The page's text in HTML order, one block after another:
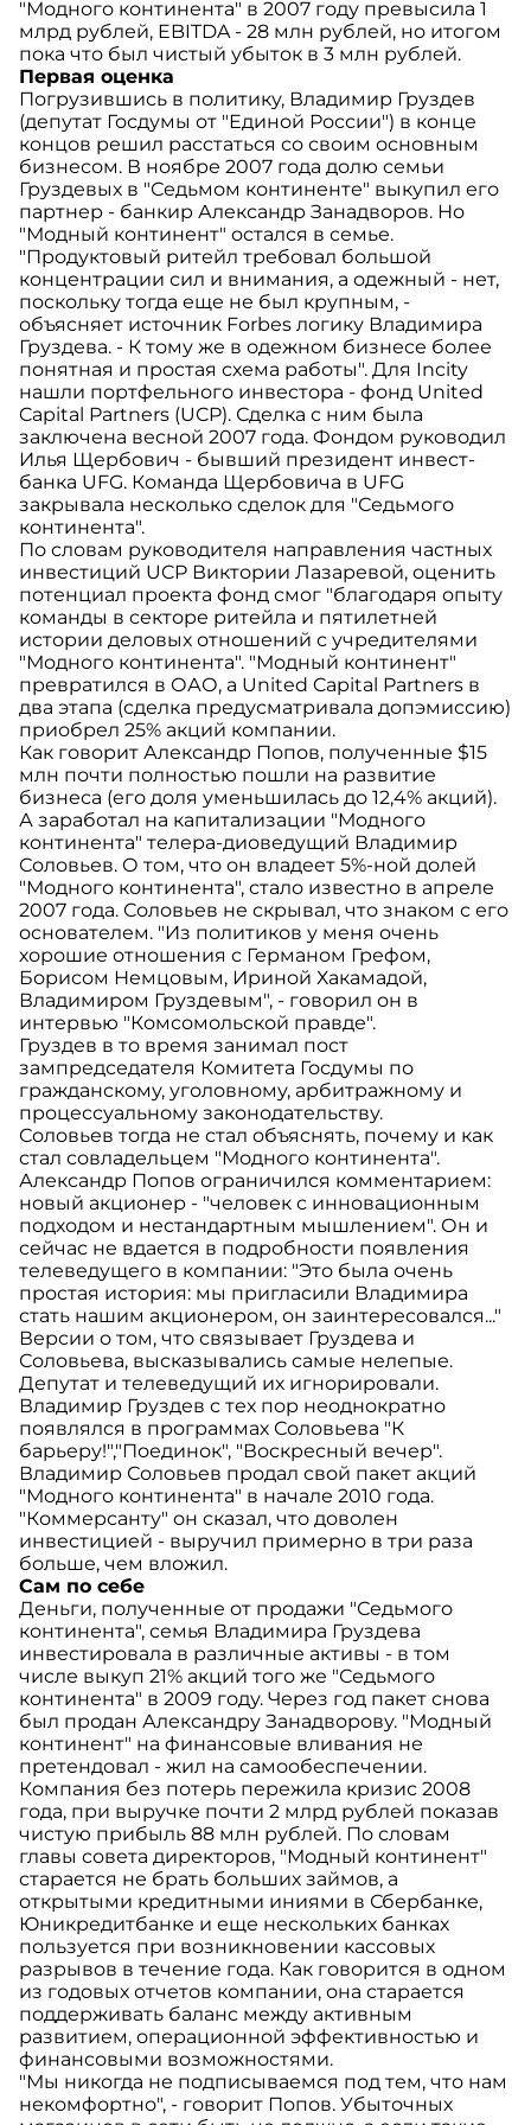
"Модного континента" в 2007 году превысила 1
млрд рублей, EBITDA - 28 млн рублей, но итогом
пока что был чистый убыток в 3 млн рублей.
Первая оценка
Погрузившись в политику, Владимир Груздев
(депутат Госдумы от "Единой России") в конце
концов решил расстаться со своим основным
бизнесом. В ноябре 2007 года долю семьи
Груздевых в "Седьмом континенте" выкупил его
партнер - банкир Александр Занадворов. Но
"Модный континент" остался в семье.
"Продуктовый ритейл требовал большой
концентрации сил и внимания, а одежный - нет,
поскольку тогда еще не был крупным, -
объясняет источник Forbes логику Владимира
Груздева. - К тому же в одежном бизнесе более
понятная и простая схема работы". Для Incity
нашли портфельного инвестора - фонд United
Capital Partners (UCP). Сделка с ним была
заключена весной 2007 года. Фондом руководил
Илья Щербович - бывший президент инвест-
банка UFG. Команда Щербовича в UFG
закрывала несколько сделок для "Седьмого
континента".
По словам руководителя направления частных
инвестиций UCP Виктории Лазаревой, оценить
потенциал проекта фонд смог "благодаря опыту
команды в секторе ритейла и пятилетней
истории деловых отношений с учредителями
"Модного континента". "Модный континент"
превратился в ОАО, a United Capital Partners в
два этапа (сделка предусматривала допэмиссию)
приобрел 25% акций компании.
Как говорит Александр Попов, полученные $15
млн почти полностью пошли на развитие
бизнеса (его доля уменьшилась до 12,4% акций).
А заработал на капитализации "Модного
континента" телера-диоведущий Владимир
Соловьев. О том, что он владеет 5%-ной долей
"Модного континента", стало известно в апреле
2007 года. Соловьев не скрывал, что знаком с его
основателем. "Из политиков у меня очень
хорошие отношения с Германом Грефом,
Борисом Немцовым, Ириной Хакамадой,
Владимиром Груздевым", - говорил он в
интервью "Комсомольской правде".
Груздев в то время занимал пост
зампредседателя Комитета Госдумы по
гражданскому, уголовному, арбитражному и
процессуальному законодательству.
Соловьев тогда не стал объяснять, почему и как
стал совладельцем "Модного континента".
Александр Попов ограничился комментарием:
новый акционер - "человек с инновационным
подходом и нестандартным мышлением". Он и
сейчас не вдается в подробности появления
телеведущего в компании: "Это была очень
простая история: мы пригласили Владимира
стать нашим акционером, он заинтересовался..."
Версии о том, что связывает Груздева и
Соловьева, высказывались самые нелепые.
Депутат и телеведущий их игнорировали.
Владимир Груздев с тех пор неоднократно
появлялся в программах Соловьева "К
барьеру!","Поединок", "Воскресный вечер".
Владимир Соловьев продал свой пакет акций
"Модного континента" в начале 2010 года.
"Коммерсанту" он сказал, что доволен
инвестицией - выручил примерно в три раза
больше, чем вложил.
Сам по себе
Деньги, полученные от продажи "Седьмого
континента", семья Владимира Груздева
инвестировала в различные активы - в том
числе выкуп 21% акций того же "Седьмого
континента" в 2009 году. Через год пакет снова
был продан Александру Занадворову. "Модный
континент" на финансовые вливания не
претендовал - жил на самообеспечении.
Компания без потерь пережила кризис 2008
года, при выручке почти 2 млрд рублей показав
чистую прибыль 88 млн рублей. По словам
главы совета директоров, "Модный континент"
старается не брать больших займов, а
открытыми кредитными иниями в Сбербанке,
Юникредитбанке и еще нескольких банках
пользуется при возникновении кассовых
разрывов в течение года. Как говорится в одном
из годовых отчетов компании, она старается
поддерживать баланс между активным
развитием, операционной эффективностью и
финансовыми возможностями.
"Мы никогда не подписываемся под тем, что нам
некомфортно", - говорит Попов. Убыточных